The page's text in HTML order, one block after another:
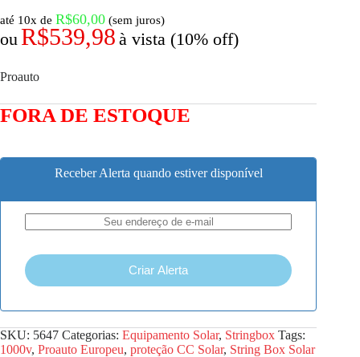
até 10x de R$60,00 (sem juros)
ouR$539,98 à vista (10% off)
Proauto
FORA DE ESTOQUE
Receber Alerta quando estiver disponível
Criar Alerta
SKU: 5647 Categorias: Equipamento Solar, Stringbox Tags:
1000v, Proauto Europeu, proteção CC Solar, String Box Solar